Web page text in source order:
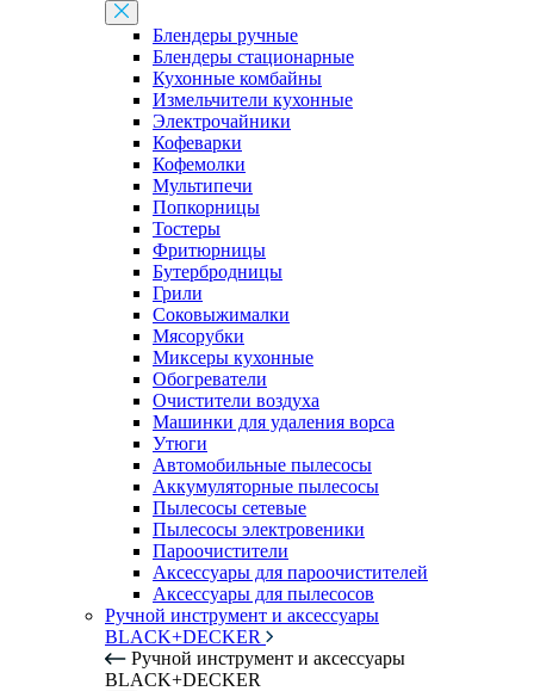
Блендеры ручные
Блендеры стационарные
Кухонные комбайны
Измельчители кухонные
Электрочайники
Кофеварки
Кофемолки
Мультипечи
Попкорницы
Тостеры
Фритюрницы
Бутербродницы
Грили
Соковыжималки
Мясорубки
Миксеры кухонные
Обогреватели
Очистители воздуха
Машинки для удаления ворса
Утюги
Автомобильные пылесосы
Аккумуляторные пылесосы
Пылесосы сетевые
Пылесосы электровеники
Пароочистители
Аксессуары для пароочистителей
Аксессуары для пылесосов
Ручной инструмент и аксессуары
BLACK+DECKER
Ручной инструмент и аксессуары
BLACK+DECKER